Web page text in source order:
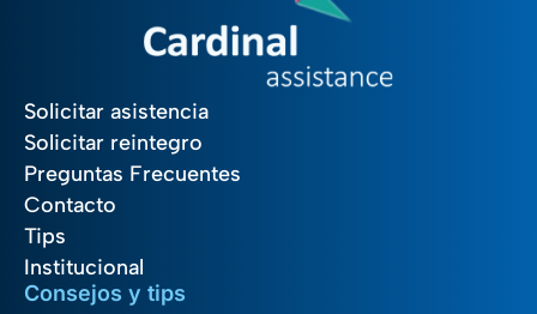
Solicitar asistencia
Solicitar reintegro
Preguntas Frecuentes
Contacto
Tips
Institucional
Consejos y tips